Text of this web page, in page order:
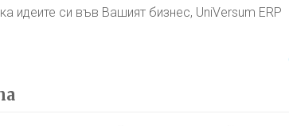
идеите си във Вашият бизнес, UniVersum ERP